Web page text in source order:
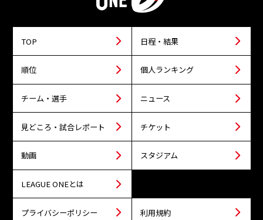
TOP 日程・結果
順位 個人ランキング
チーム・選手 ニュース
見どころ・試合レポート チケット
動画 スタジアム
LEAGUE ONEとは
プライバシーポリシー 利用規約